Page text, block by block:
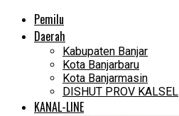
Pemilu
Daerah
Kabupaten Banjar
Kota Banjarbaru
Kota Banjarmasin
DISHUT PROV KALSEL
KANAL-LINE